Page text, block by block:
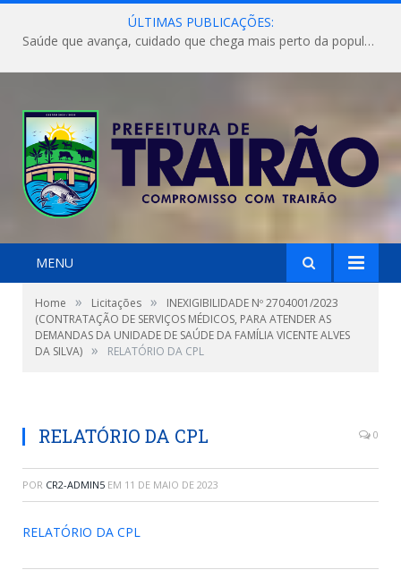
ÚLTIMAS PUBLICAÇÕES:
Saúde que avança, cuidado que chega mais perto da população!
MENU
Home » Licitações »
INEXIGIBILIDADE Nº 2704001/2023
(CONTRATAÇÃO DE SERVIÇOS MÉDICOS, PARA ATENDER AS
DEMANDAS DA UNIDADE DE SAÚDE DA FAMÍLIA VICENTE ALVES
DA SILVA) » RELATÓRIO DA CPL
RELATÓRIO DA CPL 0
POR CR2-ADMIN5 EM 11 DE MAIO DE 2023
RELATÓRIO DA CPL